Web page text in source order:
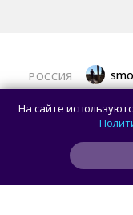
РОССИЯ
MAX
сторонние
На сайте